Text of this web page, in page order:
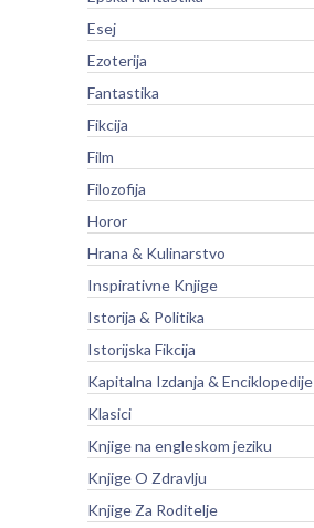
Esej
Ezoterija
Fantastika
Fikcija
Film
Filozofija
Horor
Hrana & Kulinarstvo
Inspirativne Knjige
Istorija & Politika
Istorijska Fikcija
Kapitalna Izdanja & Enciklopedije
Klasici
Knjige na engleskom jeziku
Knjige O Zdravlju
Knjige Za Roditelje